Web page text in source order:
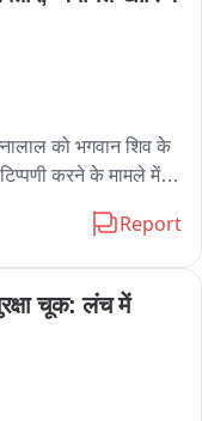
को भगवान शिव के
करने के मामले में
के भारी विरोध-प्रदर्शन
में किया गया पेश
याचिका खारिज,
14 दिनों की न्यायिक
गया पोस्ट भी
Report
चूक: लंच में